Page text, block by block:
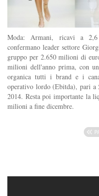
Moda: Armani, ricavi a
confermano leader settore
gruppo per 2.650 milioni di
milioni dell'anno prima, con
organica tutti i brand e i
operativo lordo (Ebitda), pari
2014. Resta poi importante la
milioni a fine dicembre.